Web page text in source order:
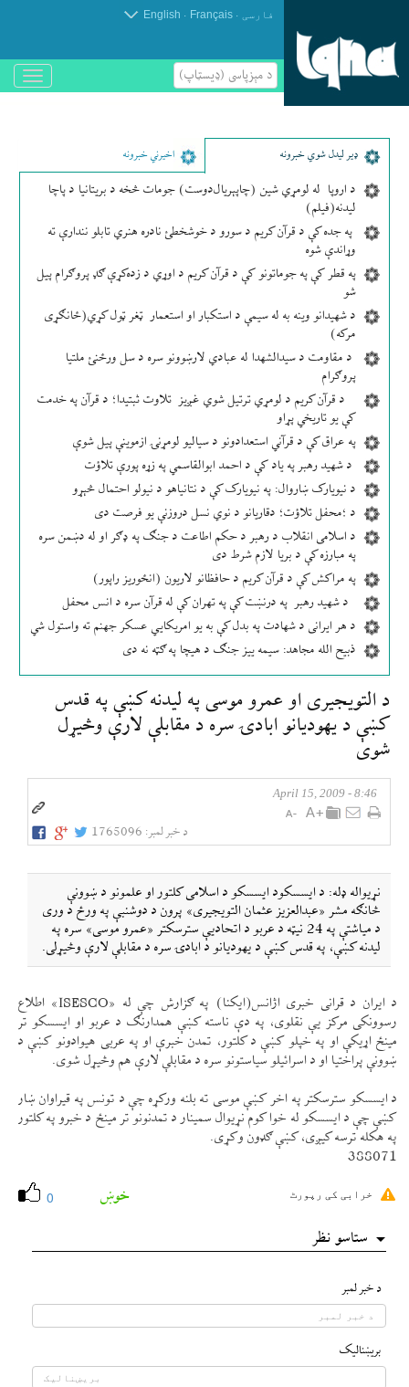
فارسی .
Français
.
English
د مېزپاسى (ډیسټاپ)
باز
و
ډير لیدل شوي خبرونه اخیرني خبرونه
د اروپا له لومړي شین (چاپېریال‌دوست) جومات څخه د بریتانیا د پاچا
لیدنه(فیلم)
په جده کې د قرآن کریم د سورو د خوشخطئ نادره هنري تابلو نندارې ته
وړاندې شوه
په قطر کې په جوماتونو کې د قرآن کریم د اوړي د زده‌کړې ګډ پروګرام پیل
شو
د شهیدانو وینه به له سیمې د استکبار او استعمار ټغر ټول کړي(ځانګړی
مرکه)
د مقاومت د سیدالشهدا له عبادي لارښوونو سره د سل ورځنئ ملتیا
پروګرام
د قرآن کریم د لومړي ترتیل شوي غږیز تلاوت ثبتیدا؛ د قرآن په خدمت
کې یو تاریخي پړاو
په عراق کې د قرآني استعدادونو د سیالیو لومړنۍ ازموینې پیل شوې
د شهید رهبر په یاد کې د احمد ابوالقاسمي په زړه پورې تلاؤت
د نیویارک ښاروال: په نیویارک کې د نتانیاهو د نیولو احتمال څېړو
د ؛محفل تلاؤت؛ دقاریانو د نوي نسل دروزنې یو فرصت دی
د اسلامی انقلاب د رهبر د حکم اطاعت د جنګ په ډګر او له دښمن سره
په مبارزه کې د بریا لازم شرط دی
په مراکش کې د قرآن کریم د حافظانو لاریون (انځوریز راپور)
د شهید رهبر په درنښت کې په تهران کې له قرآن سره د انس محفل
د هر ایرانی د شهادت په بدل کې به یو امریکایي عسکر جهنم ته واستول شي
ذبیح الله مجاهد: سیمه ییز جنګ د هیچا په ګټه نه دی
د التويجيری او عمرو موسی په ليدنه كښې په قدس
كښې د يهوديانو ابادۍ سره د مقابلې لارې وڅیړل
شوی
8:46 - April 15, 2009
د خبر لمبر: 1765096
نړيواله ډله: د ايسسكود ايسسكو د اسلامی كلتور او علمونو د ښوونې
څانګه مشر «عبدالعزيز عثمان التويجيری» پرون د دوشنبې په ورځ د وری
د مياشتې په 24 نیټه د عربو د اتحادیې سترسكتر «عمرو موسی» سره په
ليدنه كښې، په قدس كښې د يهوديانو د ابادۍ سره د مقابلې لارې وڅیړلی.
د ايران د قرانی خبری اژانس(ايكنا) په ګزارش چې له «ISESCO» اطلاع
رسوونكی مركز یې نقلوی، په دې ناسته كښې همدارنګ د عربو او ايسسكو تر
مينځ اړيكې او په خپلو كښې د كلتور، تمدن خبرې او په عربی هيوادونو كښې د
ښوونې پراختيا او د اسرائيلو سياستونو سره د مقابلې لارې هم وڅیړل شوی.
د ايسسكو سترسكتر په اخر كښې موسی ته بلنه وركړه چې د تونس په قيراوان ښار
كښې چې د ايسسكو له خوا كوم نړيوال سمينار د تمدنونو تر مينځ د خبرو په كلتور
په هكله ترسه كیږی، كښې ګډون وكړی.
388071
0 خوښ خرابی کی رپورٹ
ستاسو نظر
د خبر لمبر
بريښناليک